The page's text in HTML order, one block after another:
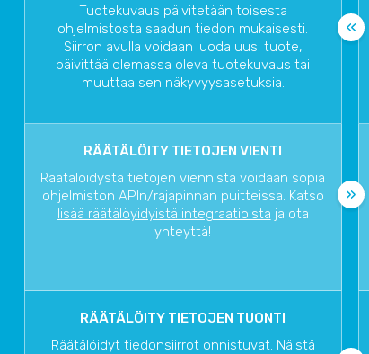
Tuotekuvaus päivitetään toisesta
ohjelmistosta saadun tiedon mukaisesti.
Siirron avulla voidaan luoda uusi tuote,
päivittää olemassa oleva tuotekuvaus tai
muuttaa sen näkyvyysasetuksia.
RÄÄTÄLÖITY TIETOJEN VIENTI
Räätälöidystä tietojen viennistä voidaan sopia
ohjelmiston APIn/rajapinnan puitteissa. Katso
lisää räätälöyidyistä integraatioista ja ota
yhteyttä!
RÄÄTÄLÖITY TIETOJEN TUONTI
Räätälöidyt tiedonsiirrot onnistuvat. Näistä